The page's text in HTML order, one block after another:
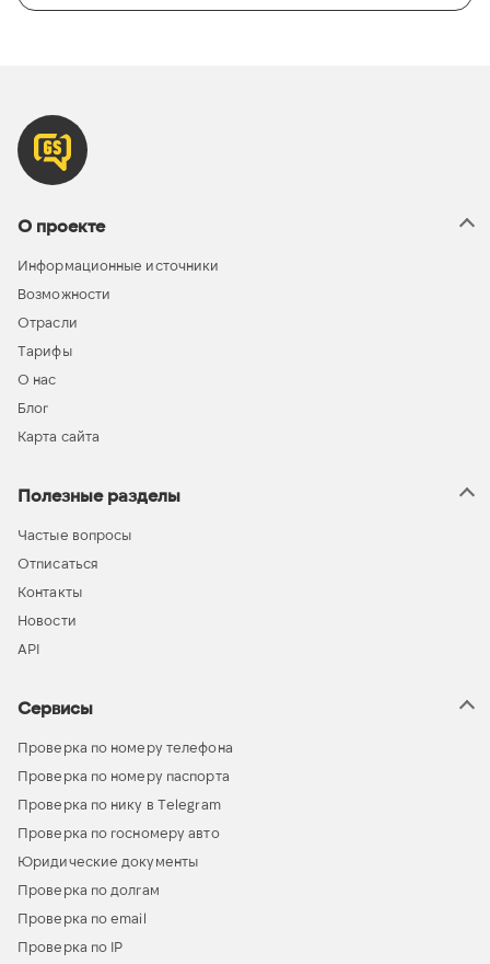
О проекте
Информационные источники
Возможности
Отрасли
Тарифы
О нас
Блог
Карта сайта
Полезные разделы
Частые вопросы
Отписаться
Контакты
Новости
API
Сервисы
Проверка по номеру телефона
Проверка по номеру паспорта
Проверка по нику в Telegram
Проверка по госномеру авто
Юридические документы
Проверка по долгам
Проверка по email
Проверка по IP